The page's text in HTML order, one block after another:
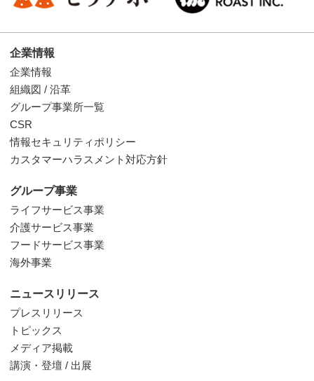
企業情報
企業情報
組織図 / 沿革
グループ事業所一覧
CSR
情報セキュリティポリシー
カスタマーハラスメント対応方針
グループ事業
ライフサービス事業
介護サービス事業
フードサービス事業
海外事業
ニュースリリース
プレスリリース
トピックス
メディア掲載
講演・登壇 / 出展